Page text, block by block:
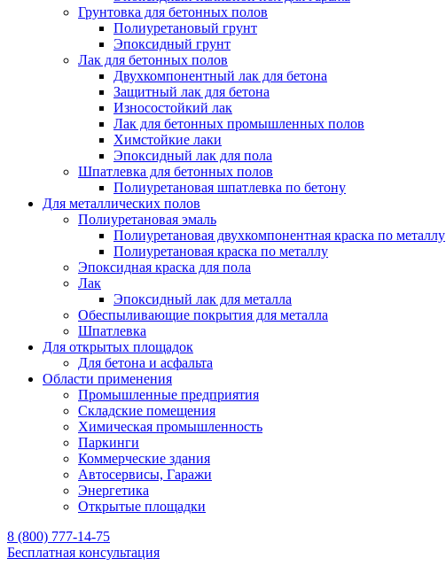
Грунтовка для бетонных полов
Полиуретановый грунт
Эпоксидный грунт
Лак для бетонных полов
Двухкомпонентный лак для бетона
Защитный лак для бетона
Износостойкий лак
Лак для бетонных промышленных полов
Химстойкие лаки
Эпоксидный лак для пола
Шпатлевка для бетонных полов
Полиуретановая шпатлевка по бетону
Для металлических полов
Полиуретановая эмаль
Полиуретановая двухкомпонентная краска по металлу
Полиуретановая краска по металлу
Эпоксидная краска для пола
Лак
Эпоксидный лак для металла
Обеспыливающие покрытия для металла
Шпатлевка
Для открытых площадок
Для бетона и асфальта
Области применения
Промышленные предприятия
Складские помещения
Химическая промышленность
Паркинги
Коммерческие здания
Автосервисы, Гаражи
Энергетика
Открытые площадки
8 (800) 777-14-75
Бесплатная консультация